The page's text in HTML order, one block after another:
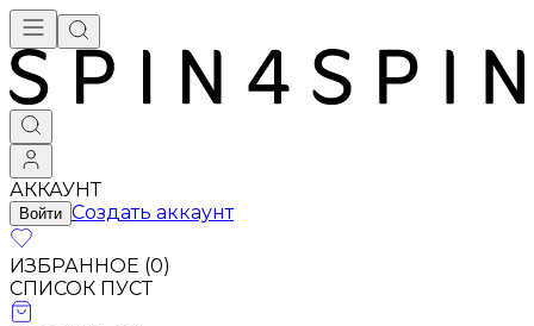
АККАУНТ
Войти Создать аккаунт
ИЗБРАННОЕ (0)
СПИСОК ПУСТ